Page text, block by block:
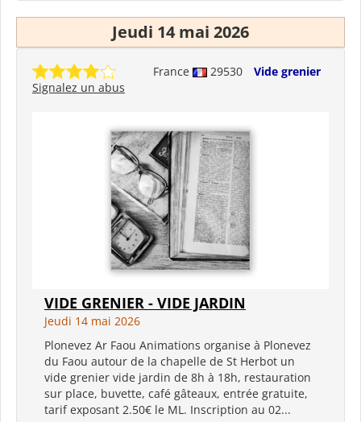
Jeudi 14 mai 2026
France 29530
Vide grenier
Signalez un abus
VIDE GRENIER - VIDE JARDIN
Jeudi 14 mai 2026
Plonevez Ar Faou Animations organise à Plonevez
du Faou autour de la chapelle de St Herbot un
vide grenier vide jardin de 8h à 18h, restauration
sur place, buvette, café gâteaux, entrée gratuite,
tarif exposant 2.50€ le ML. Inscription au 02...